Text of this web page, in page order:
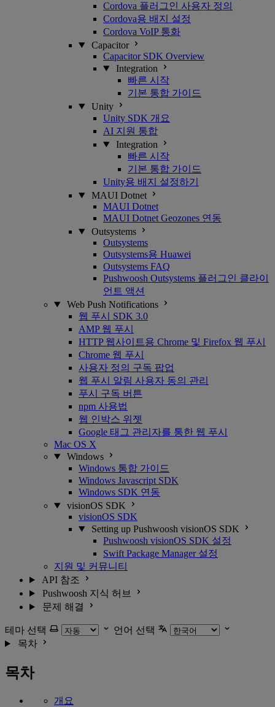
Cordova 플러그인 사용자 정의
Cordova용 배지 설정
Cordova VoIP 통화
Capacitor
Capacitor SDK Overview
Integration
빠른 시작
기본 통합 가이드
Unity
Unity SDK 개요
AI 지원 통합
Integration
빠른 시작
기본 통합 가이드
Unity용 배지 설정하기
MAUI Dotnet
MAUI Dotnet
MAUI Dotnet Geozones 연동
Outsystems
Outsystems
Outsystems용 Huawei
Outsystems FAQ
Pushwoosh Outsystems 플러그인 클라이
언트 액션
Web Push Notifications
웹 푸시 SDK 3.0
AMP 웹 푸시
HTTP 웹사이트용 Chrome 및 Firefox 웹 푸시
Chrome 웹 푸시
사용자 정의 구독 팝업
웹 푸시 알림 사용자 동의 관리
푸시 구독 버튼
npm 사용법
웹 인박스 위젯
Google 태그 관리자를 통한 웹 푸시
Mac OS X
Windows
Windows 통합 가이드
Windows Javascript SDK
Windows SDK 연동
visionOS SDK
visionOS SDK
Setting up Pushwoosh visionOS SDK
Pushwoosh visionOS SDK 설정
Swift Package Manager 설정
지원 및 커뮤니티
API 참조
Pushwoosh 지식 허브
문제 해결
테마 선택
언어 선택
목차
목차
개요